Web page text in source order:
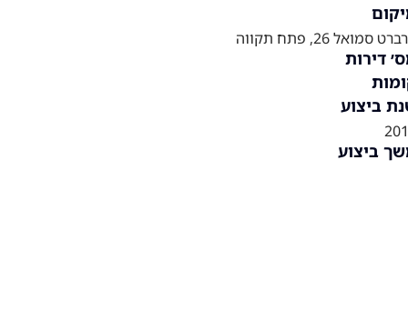
סמואל 26, פתח תקווה
דירות
ביצוע
ביצוע